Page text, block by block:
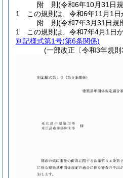
附 則(令和6年10月31日
1
この規則は、令和6年11月1日
附 則(令和7年3月31日規
1
この規則は、令和7年4月1日
別記様式第1号(第6条関係)
(一部改正〔令和3年規